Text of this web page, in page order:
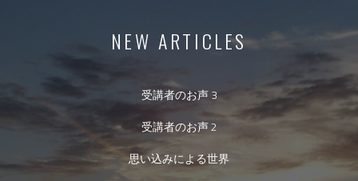
NEW ARTICLES
受講者のお声 3
受講者のお声 2
思い込みによる世界